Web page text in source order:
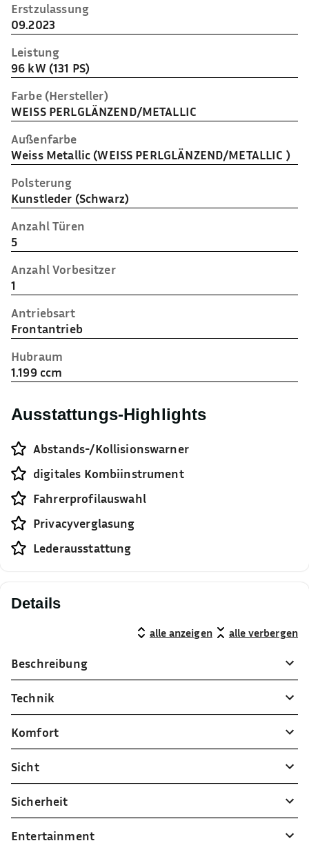
Erstzulassung
09.2023
Leistung
96 kW (131 PS)
Farbe (Hersteller)
WEISS PERLGLÄNZEND/METALLIC
Außenfarbe
Weiss Metallic (WEISS PERLGLÄNZEND/METALLIC )
Polsterung
Kunstleder (Schwarz)
Anzahl Türen
5
Anzahl Vorbesitzer
1
Antriebsart
Frontantrieb
Hubraum
1.199 ccm
Ausstattungs-Highlights
Abstands-/Kollisionswarner
digitales Kombiinstrument
Fahrerprofilauswahl
Privacyverglasung
Lederausstattung
Details
alle anzeigen alle verbergen
Beschreibung
Technik
Komfort
Sicht
Sicherheit
Entertainment